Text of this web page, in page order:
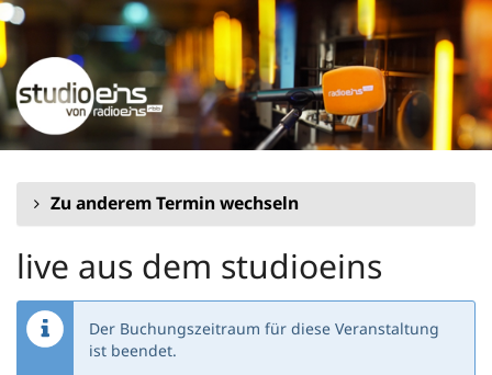
Zum
Inhalt
springen
Zu anderem Termin wechseln
live aus dem studioeins
Der Buchungszeitraum für diese Veranstaltung
ist beendet.